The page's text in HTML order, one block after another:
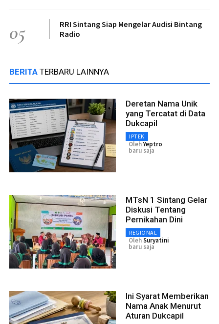
05
RRI Sintang Siap Mengelar Audisi Bintang
Radio
BERITA TERBARU LAINNYA
Deretan Nama Unik
yang Tercatat di Data
Dukcapil
IPTEK
OlehYeptro
baru saja
MTsN 1 Sintang Gelar
Diskusi Tentang
Pernikahan Dini
REGIONAL
OlehSuryatini
baru saja
Ini Syarat Memberikan
Nama Anak Menurut
Aturan Dukcapil